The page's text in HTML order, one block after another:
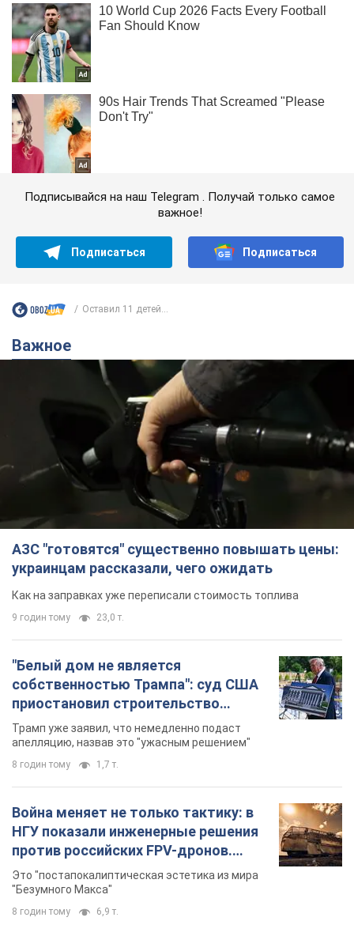
Подписывайся на наш Telegram . Получай только самое
важное!
Подписаться Подписаться
Оставил 11 детей...
Важное
АЗС "готовятся" существенно повышать цены:
украинцам рассказали, чего ожидать
Как на заправках уже переписали стоимость топлива
9 годин тому 23,0 т.
"Белый дом не является
собственностью Трампа": суд США
приостановил строительство
бального зала стоимостью 400 млн
долларов
Трамп уже заявил, что немедленно подаст
апелляцию, назвав это "ужасным решением"
8 годин тому 1,7 т.
Война меняет не только тактику: в
НГУ показали инженерные решения
против российских FPV-дронов.
Фото
Это "постапокалиптическая эстетика из мира
"Безумного Макса"
8 годин тому 6,9 т.